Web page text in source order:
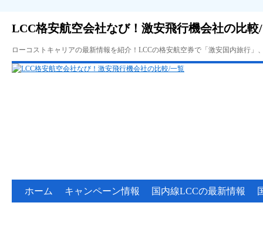
LCC格安航空会社なび！激安飛行機会社の比較
ローコストキャリアの最新情報を紹介！LCCの格安航空券で「激安国内旅行
ホーム キャンペーン情報 国内線LCCの最新情報